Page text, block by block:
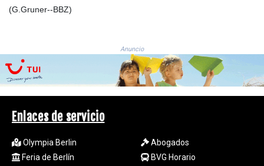
NOK 10.99759
NPR 175.501819
NZD 1.966719
OMR 0.442445
PHP 70.183258
PKR 320.014324
(G.Gruner--BBZ)
Anuncio
Enlaces de servicio
Olympia Berlin
Feria de Berlín
Abogados
BVG Horario